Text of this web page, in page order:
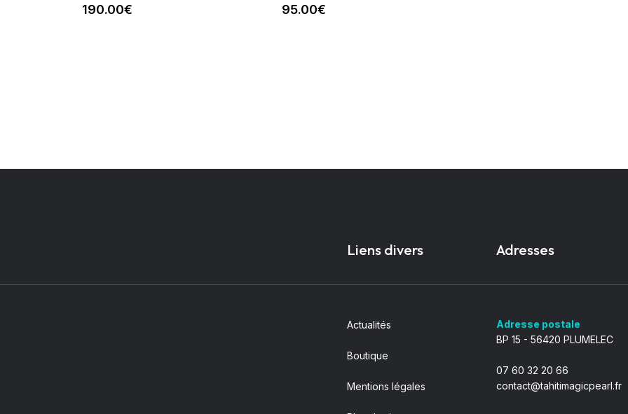
190.00€ 95.00€
Liens divers
Actualités
Boutique
Mentions légales
Adresses
Adresse postale
BP 15 - 56420 PLUMELEC
07 60 32 20 66
contact@tahitimagicpearl.fr